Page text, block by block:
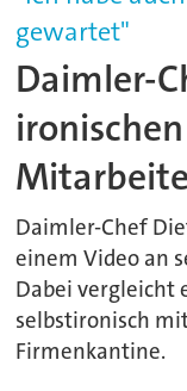
gewartet"
Daimler-
Daimler-Chef
einem Video an
Dabei vergleicht
selbstironisch
Firmenkantine.